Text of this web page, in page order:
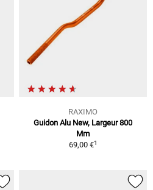
RAXIMO
Guidon Alu New, Largeur 800
Mm
69,00 €1